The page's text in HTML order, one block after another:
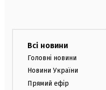
Всі новини
Головні новини
Новини України
Прямий ефір